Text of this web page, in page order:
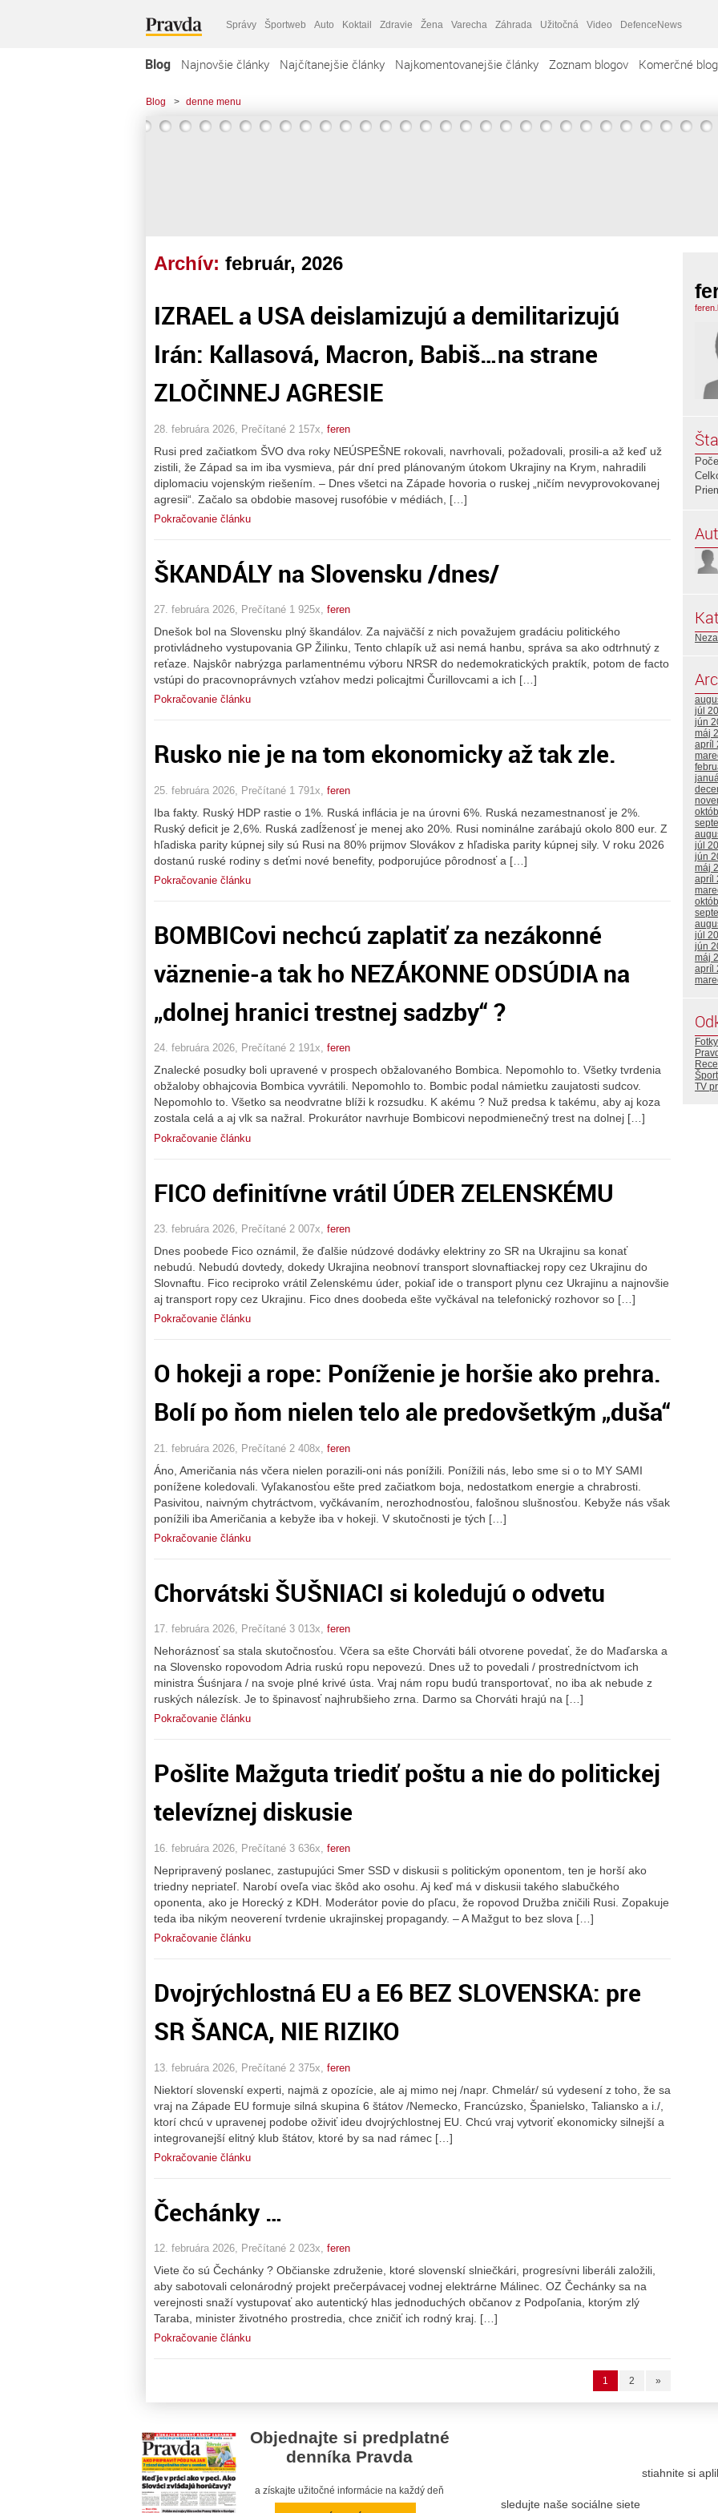
Správy Športweb Auto Koktail Zdravie Žena Varecha Záhrada Užitočná Video DefenceNews
Blog Najnovšie články Najčítanejšie články Najkomentovanejšie články Zoznam blogov Komerčné
Blog > denne menu
Archív: február, 2026
IZRAEL a USA deislamizujú a demilitarizujú
Irán: Kallasová, Macron, Babiš…na strane
ZLOČINNEJ AGRESIE
28. februára 2026, Prečítané 2 157x, feren
Rusi pred začiatkom ŠVO dva roky NEÚSPEŠNE rokovali, navrhovali, požadovali, prosili-a až keď už
zistili, že Západ sa im iba vysmieva, pár dní pred plánovaným útokom Ukrajiny na Krym, nahradili
diplomaciu vojenským riešením. – Dnes všetci na Západe hovoria o ruskej „ničím nevyprovokovanej
agresii“. Začalo sa obdobie masovej rusofóbie v médiách, […]
Pokračovanie článku
ŠKANDÁLY na Slovensku /dnes/
27. februára 2026, Prečítané 1 925x, feren
Dnešok bol na Slovensku plný škandálov. Za najväčší z nich považujem gradáciu politického
protivládneho vystupovania GP Žilinku, Tento chlapík už asi nemá hanbu, správa sa ako odtrhnutý z
reťaze. Najskôr nabrýzga parlamentnému výboru NRSR do nedemokratických praktík, potom de facto
vstúpi do pracovnoprávnych vzťahov medzi policajtmi Čurillovcami a ich […]
Pokračovanie článku
Rusko nie je na tom ekonomicky až tak zle.
25. februára 2026, Prečítané 1 791x, feren
Iba fakty. Ruský HDP rastie o 1%. Ruská inflácia je na úrovni 6%. Ruská nezamestnanosť je 2%.
Ruský deficit je 2,6%. Ruská zadĺženosť je menej ako 20%. Rusi nominálne zarábajú okolo 800 eur. Z
hľadiska parity kúpnej sily sú Rusi na 80% prijmov Slovákov z hľadiska parity kúpnej sily. V roku 2026
dostanú ruské rodiny s deťmi nové benefity, podporujúce pôrodnosť a […]
Pokračovanie článku
BOMBICovi nechcú zaplatiť za nezákonné
väznenie-a tak ho NEZÁKONNE ODSÚDIA na
„dolnej hranici trestnej sadzby“ ?
24. februára 2026, Prečítané 2 191x, feren
Znalecké posudky boli upravené v prospech obžalovaného Bombica. Nepomohlo to. Všetky tvrdenia
obžaloby obhajcovia Bombica vyvrátili. Nepomohlo to. Bombic podal námietku zaujatosti sudcov.
Nepomohlo to. Všetko sa neodvratne blíži k rozsudku. K akému ? Nuž predsa k takému, aby aj koza
zostala celá a aj vlk sa nažral. Prokurátor navrhuje Bombicovi nepodmienečný trest na dolnej […]
Pokračovanie článku
FICO definitívne vrátil ÚDER ZELENSKÉMU
23. februára 2026, Prečítané 2 007x, feren
Dnes poobede Fico oznámil, že ďalšie núdzové dodávky elektriny zo SR na Ukrajinu sa konať
nebudú. Nebudú dovtedy, dokedy Ukrajina neobnoví transport slovnaftiackej ropy cez Ukrajinu do
Slovnaftu. Fico reciproko vrátil Zelenskému úder, pokiaľ ide o transport plynu cez Ukrajinu a najnovšie
aj transport ropy cez Ukrajinu. Fico dnes doobeda ešte vyčkával na telefonický rozhovor so […]
Pokračovanie článku
O hokeji a rope: Poníženie je horšie ako prehra.
Bolí po ňom nielen telo ale predovšetkým „duša“
21. februára 2026, Prečítané 2 408x, feren
Áno, Američania nás včera nielen porazili-oni nás ponížili. Ponížili nás, lebo sme si o to MY SAMI
ponížene koledovali. Vyľakanosťou ešte pred začiatkom boja, nedostatkom energie a chrabrosti.
Pasivitou, naivným chytráctvom, vyčkávaním, nerozhodnosťou, falošnou slušnosťou. Kebyže nás však
ponížili iba Američania a kebyže iba v hokeji. V skutočnosti je tých […]
Pokračovanie článku
Chorvátski ŠUŠNIACI si koledujú o odvetu
17. februára 2026, Prečítané 3 013x, feren
Nehoráznosť sa stala skutočnosťou. Včera sa ešte Chorváti báli otvorene povedať, že do Maďarska a
na Slovensko ropovodom Adria ruskú ropu nepovezú. Dnes už to povedali / prostredníctvom ich
ministra Śuśnjara / na svoje plné krivé ústa. Vraj nám ropu budú transportovať, no iba ak nebude z
ruských nálezísk. Je to špinavosť najhrubšieho zrna. Darmo sa Chorváti hrajú na […]
Pokračovanie článku
Pošlite Mažguta triediť poštu a nie do politickej
televíznej diskusie
16. februára 2026, Prečítané 3 636x, feren
Nepripravený poslanec, zastupujúci Smer SSD v diskusii s politickým oponentom, ten je horší ako
triedny nepriateľ. Narobí oveľa viac škôd ako osohu. Aj keď má v diskusii takého slabučkého
oponenta, ako je Horecký z KDH. Moderátor povie do pľacu, že ropovod Družba zničili Rusi. Zopakuje
teda iba nikým neoverení tvrdenie ukrajinskej propagandy. – A Mažgut to bez slova […]
Pokračovanie článku
Dvojrýchlostná EU a E6 BEZ SLOVENSKA: pre
SR ŠANCA, NIE RIZIKO
13. februára 2026, Prečítané 2 375x, feren
Niektorí slovenskí experti, najmä z opozície, ale aj mimo nej /napr. Chmelár/ sú vydesení z toho, že sa
vraj na Západe EU formuje silná skupina 6 štátov /Nemecko, Francúzsko, Španielsko, Taliansko a i./,
ktorí chcú v upravenej podobe oživiť ideu dvojrýchlostnej EU. Chcú vraj vytvoriť ekonomicky silnejší a
integrovanejší elitný klub štátov, ktoré by sa nad rámec […]
Pokračovanie článku
Čechánky …
12. februára 2026, Prečítané 2 023x, feren
Viete čo sú Čechánky ? Občianske združenie, ktoré slovenskí slniečkári, progresívni liberáli založili,
aby sabotovali celonárodný projekt prečerpávacej vodnej elektrárne Málinec. OZ Čechánky sa na
verejnosti snaží vystupovať ako autentický hlas jednoduchých občanov z Podpoľania, ktorým zlý
Taraba, minister životného prostredia, chce zničiť ich rodný kraj. […]
Pokračovanie článku
1 2 »
júl
jún
máj
apríl
júl
jún
máj
apríl
júl
jún
máj
apríl
Fotky
Šport
TV
Objednajte si predplatné
denníka Pravda
a získajte užitočné informácie na každý deň
sledujte naše sociálne siete
stiahnite si